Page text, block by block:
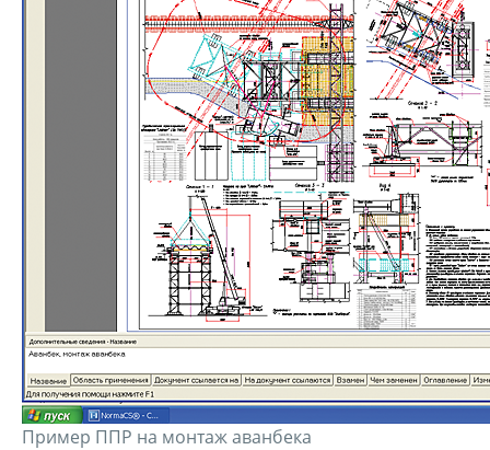
Пример ППР на монтаж аванбека